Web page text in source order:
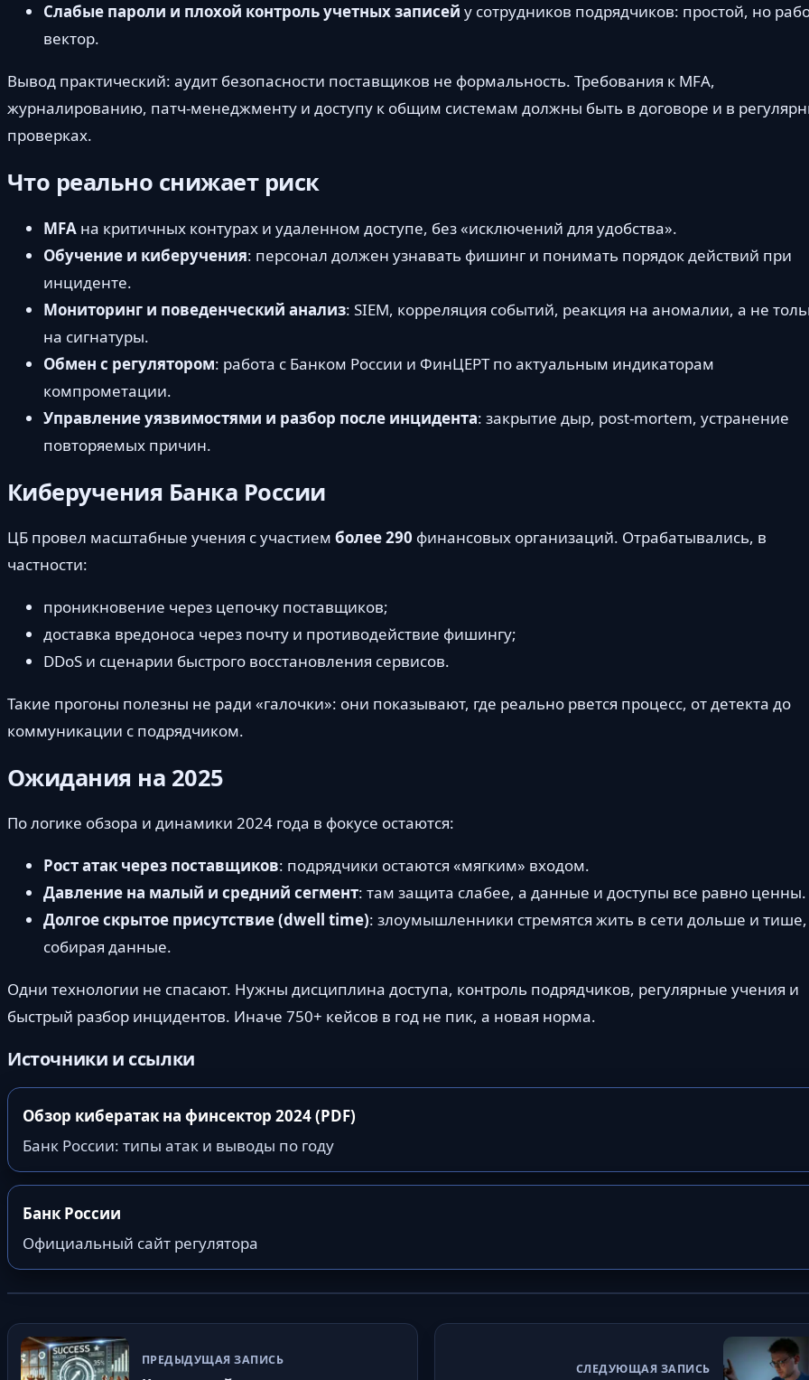
Слабые пароли и плохой контроль учетных записей у сотрудников подрядчиков: простой, но
вектор.
Вывод практический: аудит безопасности поставщиков не формальность. Требования к MFA,
журналированию, патч-менеджменту и доступу к общим системам должны быть в договоре и в
проверках.
Что реально снижает риск
MFA на критичных контурах и удаленном доступе, без «исключений для удобства».
Обучение и киберучения: персонал должен узнавать фишинг и понимать порядок действий при
инциденте.
Мониторинг и поведенческий анализ: SIEM, корреляция событий, реакция на аномалии, а не
на сигнатуры.
Обмен с регулятором: работа с Банком России и ФинЦЕРТ по актуальным индикаторам
компрометации.
Управление уязвимостями и разбор после инцидента: закрытие дыр, post-mortem, устранение
повторяемых причин.
Киберучения Банка России
ЦБ провел масштабные учения с участием более 290 финансовых организаций. Отрабатывались, в
частности:
проникновение через цепочку поставщиков;
доставка вредоноса через почту и противодействие фишингу;
DDoS и сценарии быстрого восстановления сервисов.
Такие прогоны полезны не ради «галочки»: они показывают, где реально рвется процесс, от детекта до
коммуникации с подрядчиком.
Ожидания на 2025
По логике обзора и динамики 2024 года в фокусе остаются:
Рост атак через поставщиков: подрядчики остаются «мягким» входом.
Давление на малый и средний сегмент: там защита слабее, а данные и доступы все равно ценны.
Долгое скрытое присутствие (dwell time): злоумышленники стремятся жить в сети дольше и тише,
собирая данные.
Одни технологии не спасают. Нужны дисциплина доступа, контроль подрядчиков, регулярные учения и
быстрый разбор инцидентов. Иначе 750+ кейсов в год не пик, а новая норма.
Источники и ссылки
Обзор кибератак на финсектор 2024 (PDF)
Банк России: типы атак и выводы по году
Банк России
Официальный сайт регулятора
ПРЕДЫДУЩАЯ ЗАПИСЬ
СЛЕДУЮЩАЯ ЗАПИСЬ